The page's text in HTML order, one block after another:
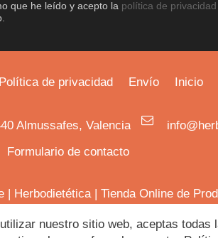
que he leído y acepto la política de privacidad
Política de privacidad Envío Inicio
Almussafes, Valencia
Formulario de contacto
Herbodietética| Tienda Online de
nuestro sitio web, aceptas